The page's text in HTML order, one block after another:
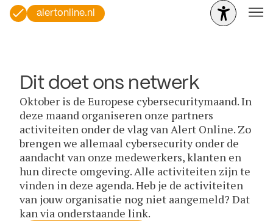
alertonline.nl
Dit doet ons netwerk
Oktober is de Europese cybersecuritymaand. In
deze maand organiseren onze partners
activiteiten onder de vlag van Alert Online. Zo
brengen we allemaal cybersecurity onder de
aandacht van onze medewerkers, klanten en
hun directe omgeving. Alle activiteiten zijn te
vinden in deze agenda. Heb je de activiteiten
van jouw organisatie nog niet aangemeld? Dat
kan via onderstaande link.